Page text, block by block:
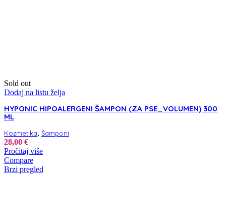
Sold out
Dodaj na listu želja
HYPONIC HIPOALERGENI ŠAMPON (ZA PSE_VOLUMEN) 300
ML
Kozmetika, Šamponi
28,00 €
Pročitaj više
Compare
Brzi pregled